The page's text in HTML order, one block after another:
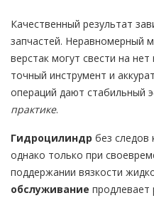
Качественный результат
запчастей. Неравномерный
верстак могут свести на
точный инструмент и
операций дают стабильный
практике.
Гидроцилиндр без следов
однако только при
поддержании вязкости
обслуживание продлевает